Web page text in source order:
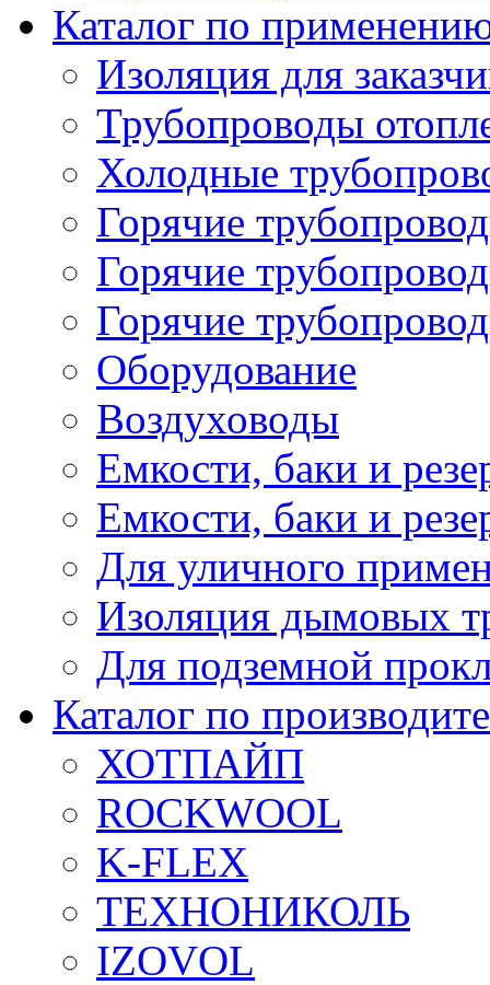
Каталог по
Изоляция для
Трубопроводы
Холодные
Горячие
Горячие
Горячие
Оборудование
Воздуховоды
Емкости, баки и
Емкости, баки и
Для уличного
Изоляция дымовых
Для подземной
Каталог по
ХОТПАЙП
ROCKWOOL
K-FLEX
ТЕХНОНИКОЛЬ
IZOVOL